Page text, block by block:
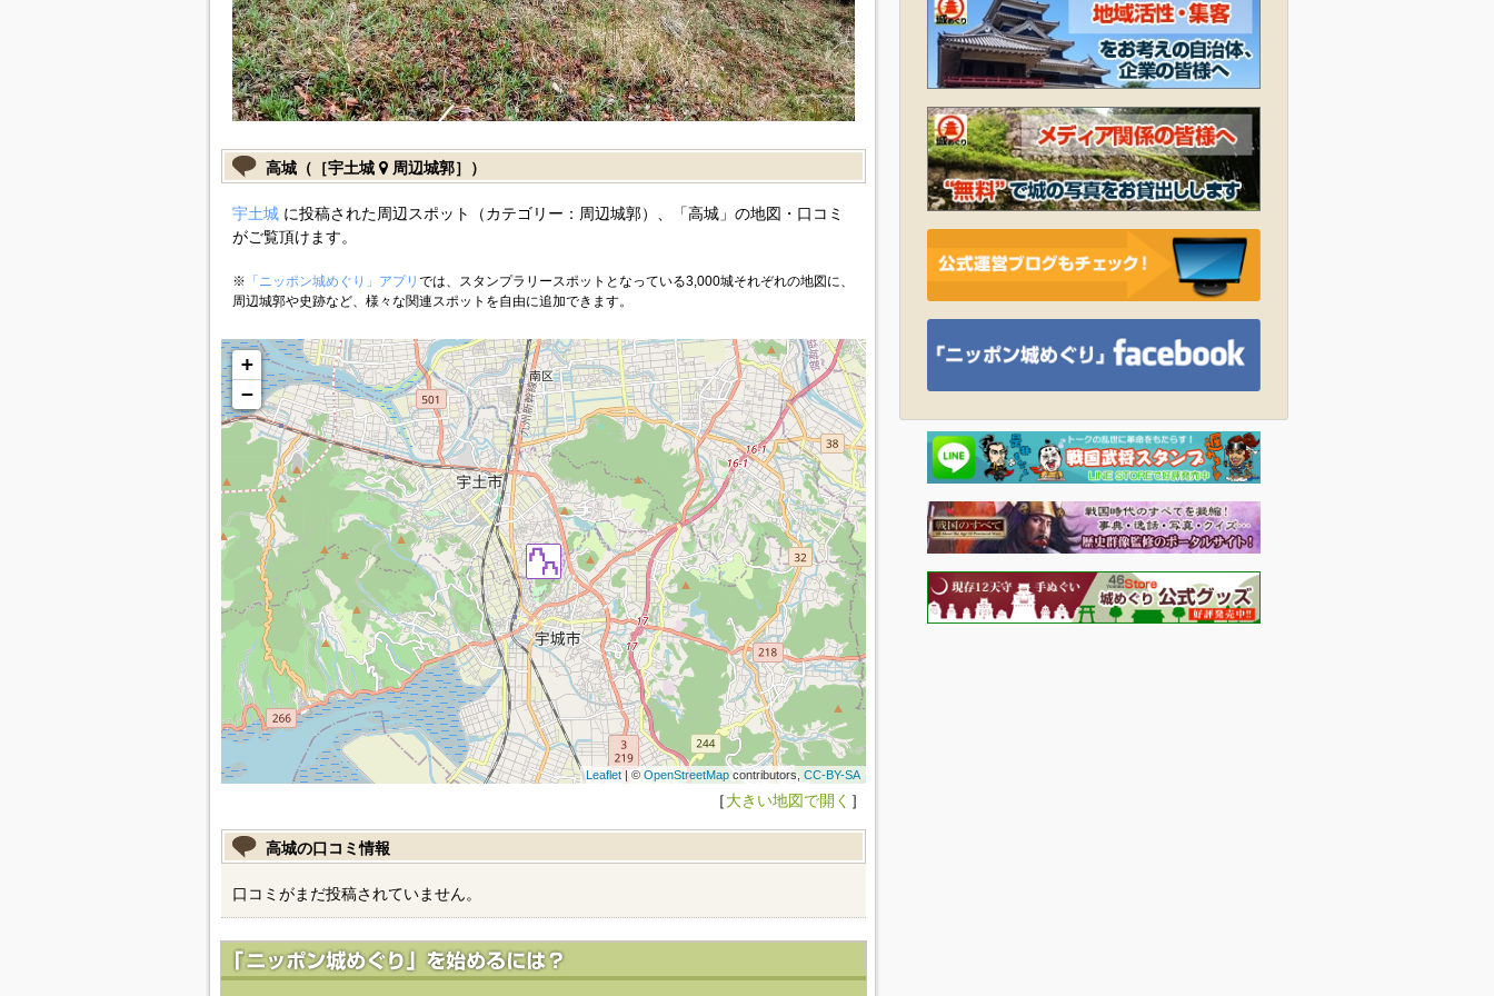
高城（［宇土城 周辺城郭］）
宇土城に投稿された周辺スポット（カテゴリー：周辺城郭）、「高城」の地図・口コミ
がご覧頂けます。
※ 「ニッポン城めぐり」アプリ では、スタンプラリースポットとなっている3,000城それぞれの地図に、
周辺城郭や史跡など、様々な関連スポットを自由に追加できます。
+
−
Leaflet| © OpenStreetMapcontributors, CC-BY-SA
［大きい地図で開く ］
高城の口コミ情報
口コミがまだ投稿されていません。